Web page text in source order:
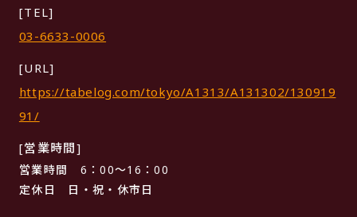
[TEL]
03-6633-0006
[URL]
https://tabelog.com/tokyo/A1313/A131302/130919
91/
[営業時間]
営業時間 6：00～16：00
定休日 日・祝・休市日